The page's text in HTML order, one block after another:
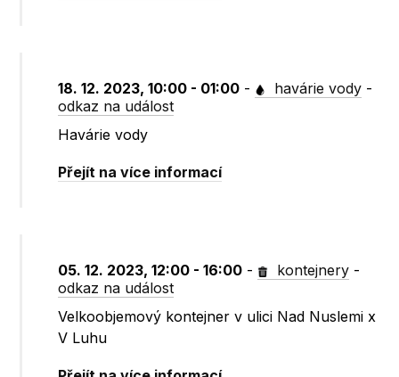
18. 12. 2023, 10:00 - 01:00 - havárie vody -
odkaz na událost
Havárie vody
Přejít na více informací
05. 12. 2023, 12:00 - 16:00 - kontejnery -
odkaz na událost
Velkoobjemový kontejner v ulici Nad Nuslemi x
V Luhu